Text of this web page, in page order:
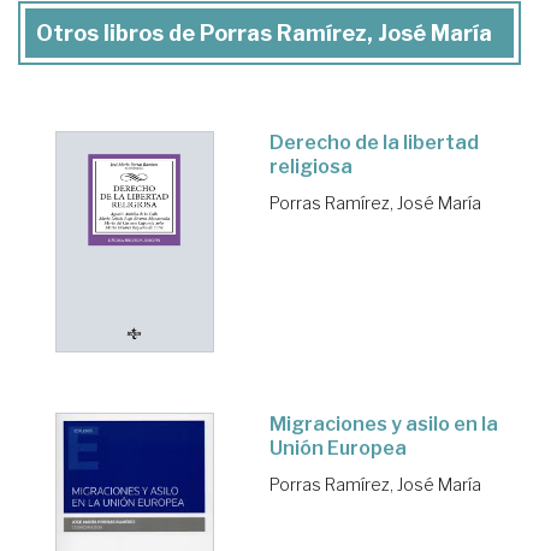
Otros libros de Porras Ramírez, José María
Derecho de la libertad
religiosa
Porras Ramírez, José María
Migraciones y asilo en la
Unión Europea
Porras Ramírez, José María